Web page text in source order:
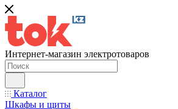
Интернет-магазин электротоваров
Каталог
Шкафы и щиты